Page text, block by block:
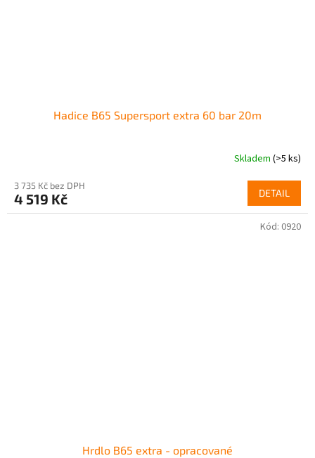
Hadice B65 Supersport extra 60 bar 20m
Skladem (>5 ks)
3 735 Kč bez DPH
4 519 Kč DETAIL
Hrdlo B65 extra - opracované
Kód: 0920